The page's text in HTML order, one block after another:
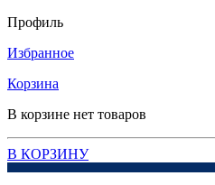
Профиль
Избранное
Корзина
В корзине нет товаров
В КОРЗИНУ